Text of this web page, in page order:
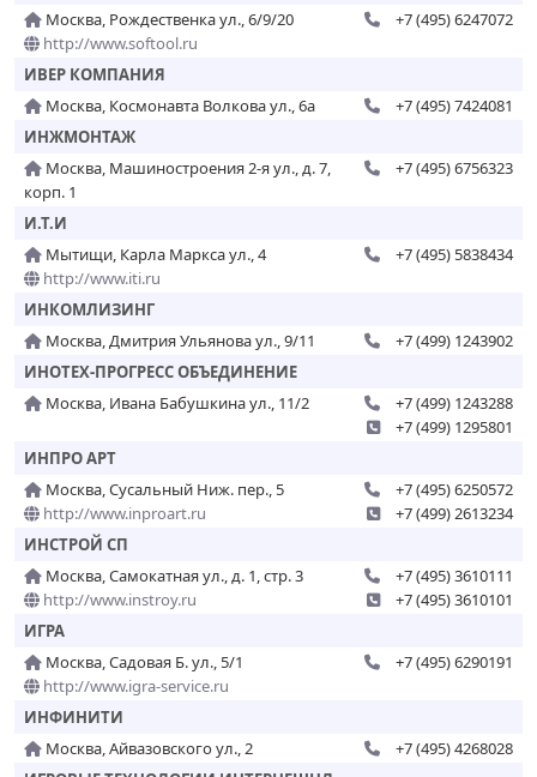
Москва, Рождественка ул., 6/9/20
http://www.softool.ru
+7 (495) 6247072
ИВЕР КОМПАНИЯ
Москва, Космонавта Волкова ул., 6а
+7 (495) 7424081
ИНЖМОНТАЖ
Москва, Машиностроения 2-я ул., д. 7,
корп. 1
+7 (495) 6756323
И.Т.И
Мытищи, Карла Маркса ул., 4
http://www.iti.ru
+7 (495) 5838434
ИНКОМЛИЗИНГ
Москва, Дмитрия Ульянова ул., 9/11
+7 (499) 1243902
ИНОТЕХ-ПРОГРЕСС ОБЪЕДИНЕНИЕ
Москва, Ивана Бабушкина ул., 11/2
+7 (499) 1243288
+7 (499) 1295801
ИНПРО АРТ
Москва, Сусальный Ниж. пер., 5
http://www.inproart.ru
+7 (495) 6250572
+7 (499) 2613234
ИНСТРОЙ СП
Москва, Самокатная ул., д. 1, стр. 3
http://www.instroy.ru
+7 (495) 3610111
+7 (495) 3610101
ИГРА
Москва, Садовая Б. ул., 5/1
http://www.igra-service.ru
+7 (495) 6290191
ИНФИНИТИ
Москва, Айвазовского ул., 2
+7 (495) 4268028